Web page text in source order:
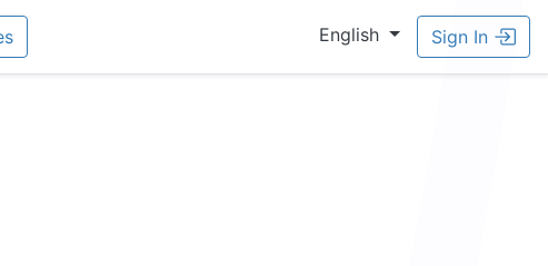
English Sign In